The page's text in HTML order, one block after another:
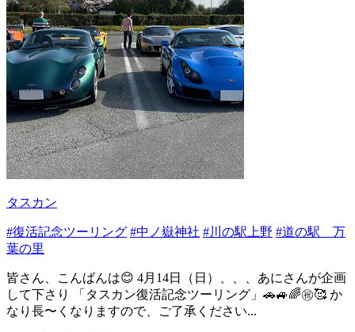
タスカン
#復活記念ツーリング #中ノ嶽神社 #川の駅上野 #道の駅 万
葉の里
皆さん、こんばんは😊 4月14日（日）、、、あにさんが企画
して下さり 「タスカン復活記念ツーリング」🚗🚙🌈㊗️🥰 か
なり長〜くなりますので、ご了承ください...